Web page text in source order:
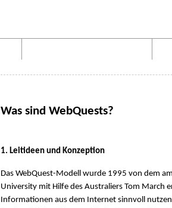
Was sind WebQuests?
1. Leitideen und Konzeption
Das WebQuest-Modell wurde 1995 von dem
University mit Hilfe des Australiers Tom March
Informationen aus dem Internet sinnvoll